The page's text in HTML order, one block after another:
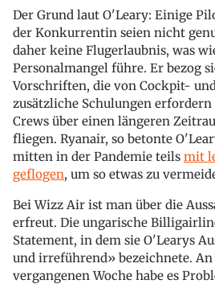
Der Grund laut O'Leary: Einige
der Konkurrentin seien nicht
daher keine Flugerlaubnis, was
Personalmangel führe. Er bezog
Vorschriften, die von Cockpit-
zusätzliche Schulungen
Crews über einen längeren
fliegen. Ryanair, so betonte
mitten in der Pandemie teils mit
geflogen, um so etwas zu
Bei Wizz Air ist man über die
erfreut. Die ungarische
Statement, in dem sie O'Learys
und irreführend» bezeichnete.
vergangenen Woche habe es